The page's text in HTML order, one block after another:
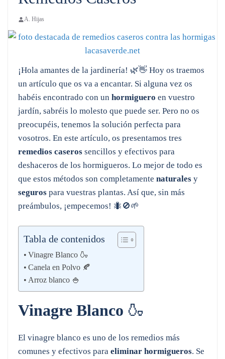
A. Hijas
¡Hola amantes de la jardinería! 🌿👋 Hoy os traemos
un artículo que os va a encantar. Si alguna vez os
habéis encontrado con un hormiguero en vuestro
jardín, sabréis lo molesto que puede ser. Pero no os
preocupéis, tenemos la solución perfecta para
vosotros. En este artículo, os presentamos tres
remedios caseros sencillos y efectivos para
deshaceros de los hormigueros. Lo mejor de todo es
que estos métodos son completamente naturales y
seguros para vuestras plantas. Así que, sin más
preámbulos, ¡empecemos! 🐜🚫🌱
Tabla de contenidos
Vinagre Blanco 🍶
Canela en Polvo 🍂
Arroz blanco 🍚
Vinagre Blanco 🍶
El vinagre blanco es uno de los remedios más
comunes y efectivos para eliminar hormigueros. Se